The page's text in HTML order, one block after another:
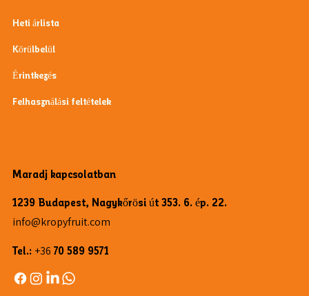
Heti árlista
Körülbelül
Érintkezés
Felhasználási feltételek
Maradj kapcsolatban
1239 Budapest, Nagykőrösi út 353. 6. ép. 22.
info@kropyfruit.com
Tel.: +36 70 589 9571